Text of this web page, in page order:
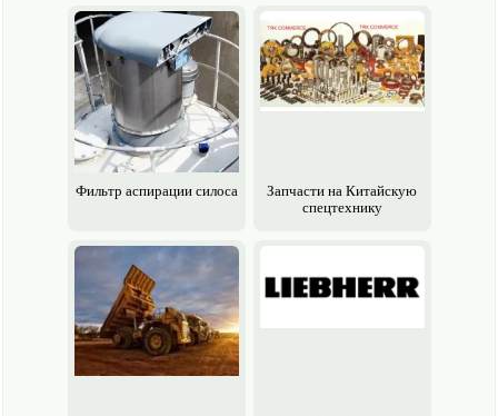
Фильтр аспирации силоса
Запчасти на Китайскую
спецтехнику